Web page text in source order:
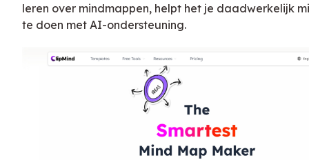
leren over mindmappen, helpt het je daadwerkelijk
te doen met AI-ondersteuning.